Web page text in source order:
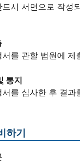
드시 서면으로 작성
서를 관할 법원에
통지
서를 심사한 후 결
하기